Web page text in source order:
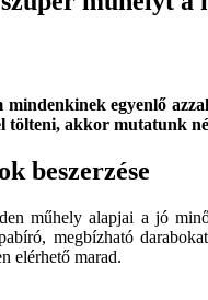
mindenkinek egyenlő
tölteni, akkor mutatunk
beszerzése
műhely alapjai a jó
megbízható
elérhető marad.